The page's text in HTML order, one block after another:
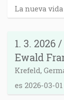
La nueva
1. 3. 2026 /
Ewald
Krefeld,
es 2026-03-01